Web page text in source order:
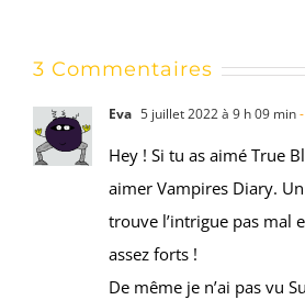
3 Commentaires
Eva 5 juillet 2022 à 9 h 09 min
Hey ! Si tu as aimé True
aimer Vampires Diary.
trouve l’intrigue pas mal
assez forts !
De même je n’ai pas vu